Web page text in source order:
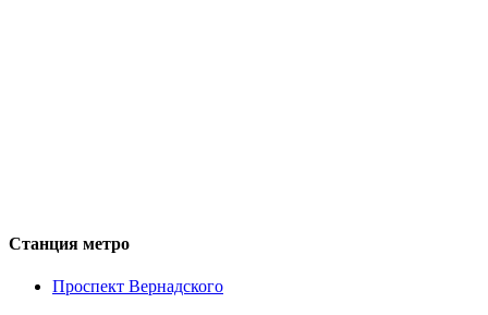
Станция метро
Проспект Вернадского